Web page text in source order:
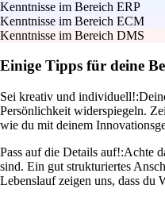
Kenntnisse im Bereich ERP
Kenntnisse im Bereich ECM
Kenntnisse im Bereich DMS
Einige Tipps für deine
Sei kreativ und individuell!:
Persönlichkeit widerspiegeln.
wie du mit deinem
Pass auf die Details auf!:Achte
sind. Ein gut strukturiertes
Lebenslauf zeigen uns, dass du